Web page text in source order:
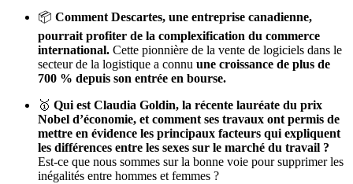
📦 Comment Descartes, une entreprise canadienne,
pourrait profiter de la complexification du commerce
international. Cette pionnière de la vente de logiciels dans le
secteur de la logistique a connu une croissance de plus de
700 % depuis son entrée en bourse.
🥇 Qui est Claudia Goldin, la récente lauréate du prix
Nobel d’économie, et comment ses travaux ont permis de
mettre en évidence les principaux facteurs qui expliquent
les différences entre les sexes sur le marché du travail ?
Est-ce que nous sommes sur la bonne voie pour supprimer les
inégalités entre hommes et femmes ?